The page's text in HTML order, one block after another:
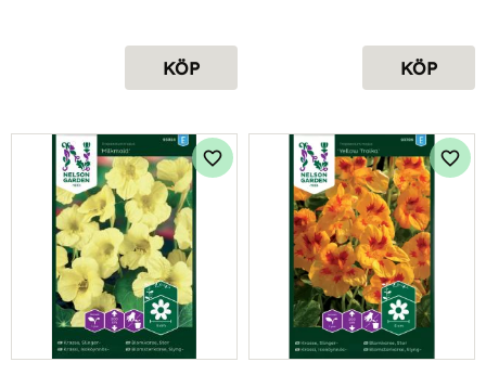
KÖP KÖP
Lägg till i favoriter